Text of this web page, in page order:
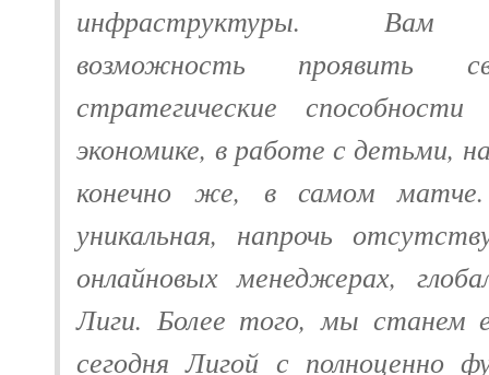
инфраструктуры. Вам
возможность проявить
стратегические
экономике, в работе с детьми,
конечно же, в самом
уникальная, напрочь
онлайновых менеджерах,
Лиги. Более того, мы станем
сегодня Лигой с полноценно